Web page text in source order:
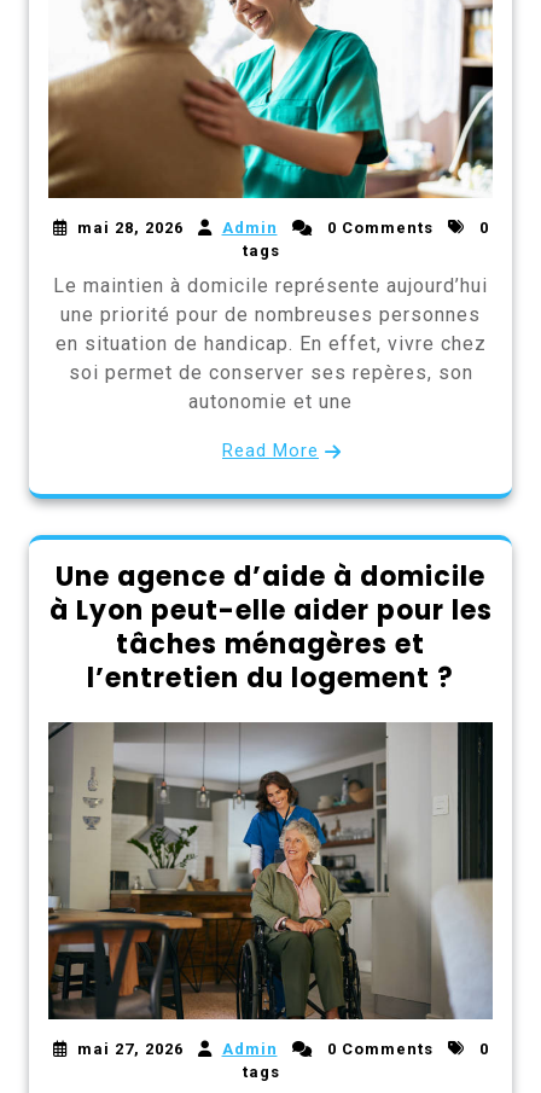
mai 28, 2026 Admin 0 Comments
0
tags
Le maintien à domicile représente aujourd’hui
une priorité pour de nombreuses personnes
en situation de handicap. En effet, vivre chez
soi permet de conserver ses repères, son
autonomie et une
Read More
Une agence d’aide à domicile
à Lyon peut-elle aider pour les
tâches ménagères et
l’entretien du logement ?
mai 27, 2026 Admin 0 Comments
0
tags